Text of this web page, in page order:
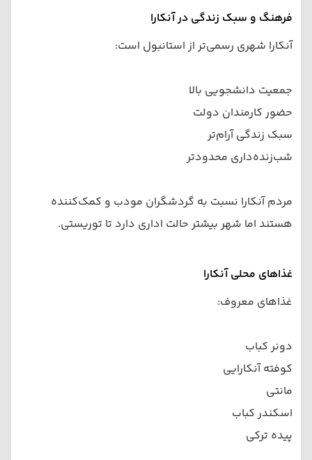
فرهنگ و سبک زندگی در آنکارا
آنکارا شهری رسمی‌تر از استانبول است:
جمعیت دانشجویی بالا
حضور کارمندان دولت
سبک زندگی آرام‌تر
شب‌زنده‌داری محدودتر
مردم آنکارا نسبت به گردشگران مودب و کمک‌کننده
هستند اما شهر بیشتر حالت اداری دارد تا توریستی.
غذاهای محلی آنکارا
غذاهای معروف:
دونر کباب
کوفته آنکارایی
مانتی
اسکندر کباب
پیده ترکی